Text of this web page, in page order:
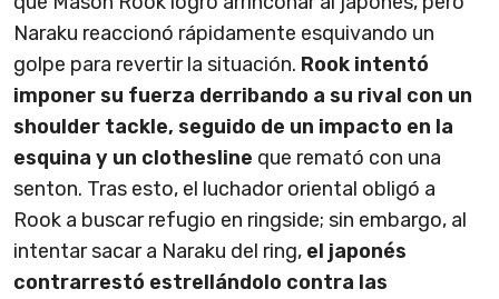
Naraku reaccionó rápidamente esquivando un
golpe para revertir la situación. Rook intentó
imponer su fuerza derribando a su rival con un
shoulder tackle, seguido de un impacto en la
esquina y un clothesline que remató con una
senton. Tras esto, el luchador oriental obligó a
Rook a buscar refugio en ringside; sin embargo, al
intentar sacar a Naraku del ring, el japonés
contrarrestó estrellándolo contra las